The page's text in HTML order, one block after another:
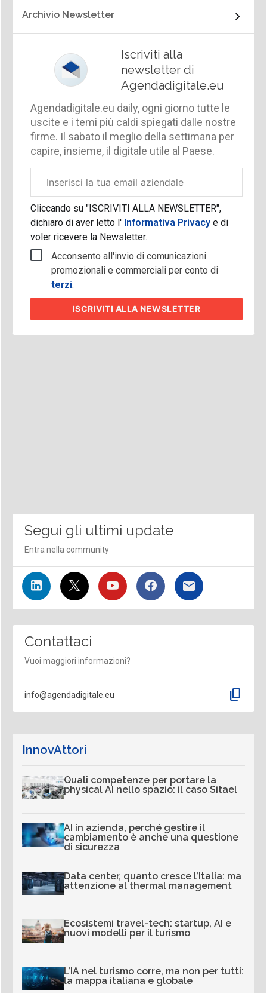
Archivio Newsletter
Iscriviti alla
newsletter di
Agendadigitale.eu
Agendadigitale.eu daily, ogni giorno tutte le
uscite e i temi più caldi spiegati dalle nostre
firme. Il sabato il meglio della settimana per
capire, insieme, il digitale utile al Paese.
aziendale
Cliccando su "ISCRIVITI ALLA NEWSLETTER",
dichiaro di aver letto l'Informativa Privacy e di
voler ricevere la Newsletter.
Acconsento all'invio di comunicazioni
promozionali e commerciali per conto di
terzi.
ISCRIVITI ALLA NEWSLETTER
Segui gli ultimi update
Entra nella community
Contattaci
Vuoi maggiori informazioni?
info@agendadigitale.eu content_copy
InnovAttori
Quali competenze per portare la
physical AI nello spazio: il caso Sitael
AI in azienda, perché gestire il
cambiamento è anche una questione
di sicurezza
Data center, quanto cresce l’Italia: ma
attenzione al thermal management
Ecosistemi travel-tech: startup, AI e
nuovi modelli per il turismo
L’IA nel turismo corre, ma non per tutti:
la mappa italiana e globale